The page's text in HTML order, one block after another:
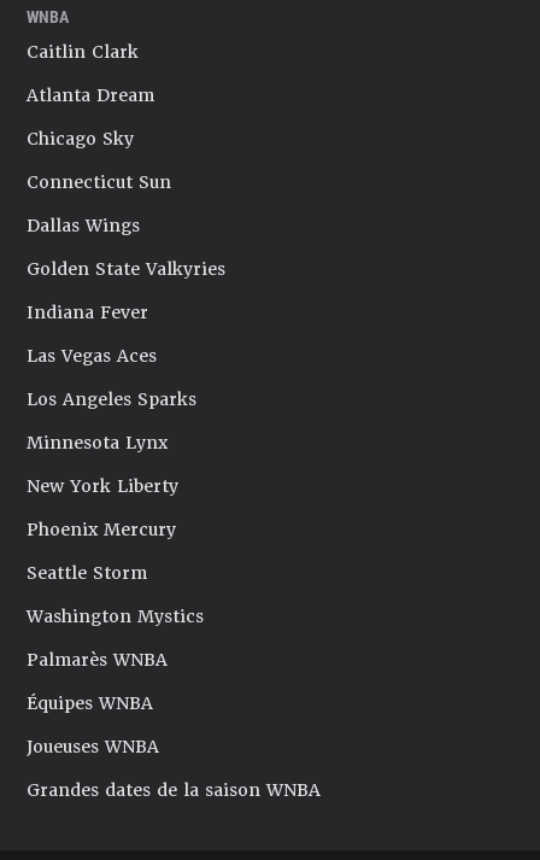
WNBA
Caitlin Clark
Atlanta Dream
Chicago Sky
Connecticut Sun
Dallas Wings
Golden State Valkyries
Indiana Fever
Las Vegas Aces
Los Angeles Sparks
Minnesota Lynx
New York Liberty
Phoenix Mercury
Seattle Storm
Washington Mystics
Palmarès WNBA
Équipes WNBA
Joueuses WNBA
Grandes dates de la saison WNBA